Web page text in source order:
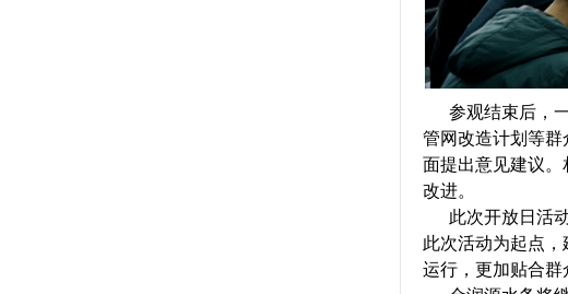
参观结束后，
管网改造计划等
面提出意见建议
改进。
此次开放日活动
此次活动为起点
运行，更加贴合群